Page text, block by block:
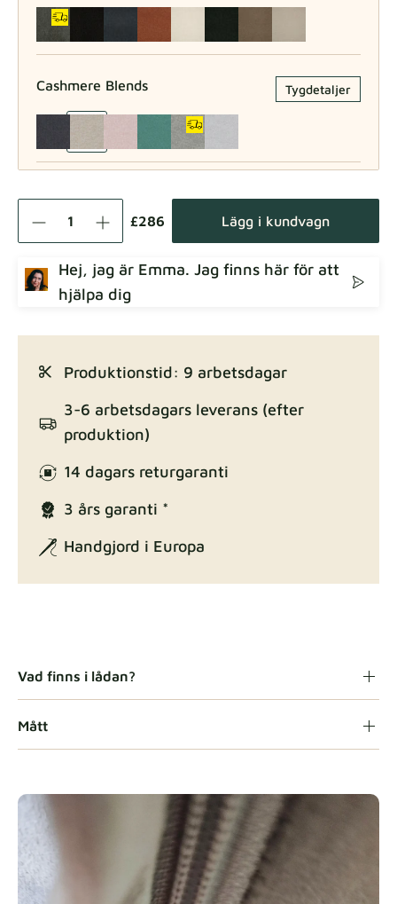
Cashmere Blends Tygdetaljer
Tygdetaljer
Crown
Enjoy Lux Tygdetaljer
Exclusive Edition
£286 Lägg i kundvagn
Hej, jag är Emma. Jag finns här för att
hjälpa dig
Produktionstid: 9 arbetsdagar
3-6 arbetsdagars leverans (efter
produktion)
14 dagars returgaranti
3 års garanti *
Handgjord i Europa
Vad finns i lådan?
Mått